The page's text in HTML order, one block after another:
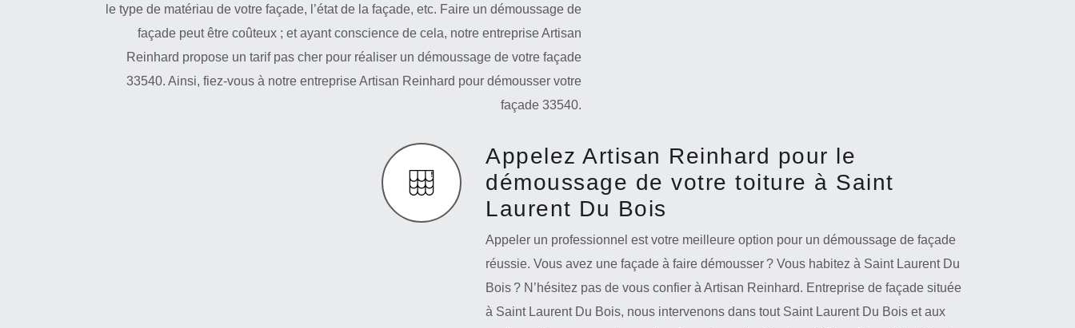
le type de matériau de votre façade, l’état de la façade, etc. Faire un démoussage de
façade peut être coûteux ; et ayant conscience de cela, notre entreprise Artisan
Reinhard propose un tarif pas cher pour réaliser un démoussage de votre façade
33540. Ainsi, fiez-vous à notre entreprise Artisan Reinhard pour démousser votre
façade 33540.
Appelez Artisan Reinhard pour le
démoussage de votre toiture à Saint
Laurent Du Bois
Appeler un professionnel est votre meilleure option pour un démoussage de façade
réussie. Vous avez une façade à faire démousser ? Vous habitez à Saint Laurent Du
Bois ? N’hésitez pas de vous confier à Artisan Reinhard. Entreprise de façade située
à Saint Laurent Du Bois, nous intervenons dans tout Saint Laurent Du Bois et aux